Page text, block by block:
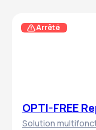
OPTI-FREE
Solution
Arrêté